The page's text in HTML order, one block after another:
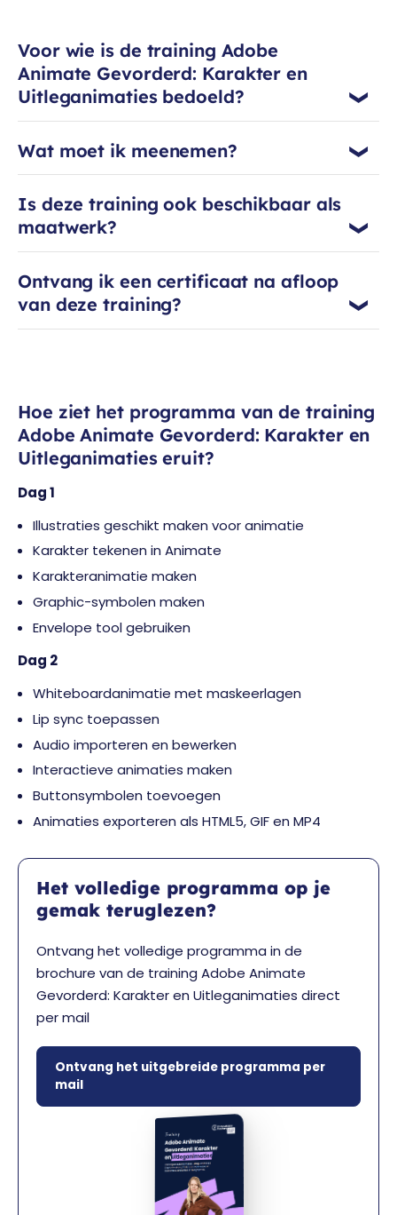
aan de slag gaat met je eigen
project. Zo leer je razendsnel
animaties maken én inzetten.
Voor wie is de training Adobe
Animate Gevorderd: Karakter en
Uitleganimaties bedoeld?
Wat moet ik meenemen?
Is deze training ook beschikbaar als
maatwerk?
Ontvang ik een certificaat na afloop
van deze training?
Hoe ziet het programma van de training
Adobe Animate Gevorderd: Karakter en
Uitleganimaties eruit?
Dag 1
Illustraties geschikt maken voor animatie
Karakter tekenen in Animate
Karakteranimatie maken
Graphic-symbolen maken
Envelope tool gebruiken
Dag 2
Whiteboardanimatie met maskeerlagen
Lip sync toepassen
Audio importeren en bewerken
Interactieve animaties maken
Buttonsymbolen toevoegen
Animaties exporteren als HTML5, GIF en MP4
Het volledige programma op je
gemak teruglezen?
Ontvang het volledige programma in de
brochure van de training Adobe Animate
Gevorderd: Karakter en Uitleganimaties direct
per mail
Ontvang het uitgebreide programma per
mail